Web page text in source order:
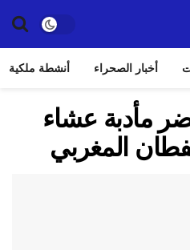
أخبار الصحراء أنشطة ملكية
مأدبة عشاء
المغربي